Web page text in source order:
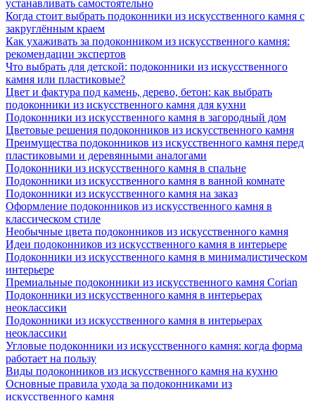
устанавливать самостоятельно
Когда стоит выбрать подоконники из искусственного камня с
закруглённым краем
Как ухаживать за подоконником из искусственного камня:
рекомендации экспертов
Что выбрать для детской: подоконники из искусственного
камня или пластиковые?
Цвет и фактура под камень, дерево, бетон: как выбрать
подоконники из искусственного камня для кухни
Подоконники из искусственного камня в загородный дом
Цветовые решения подоконников из искусственного камня
Преимущества подоконников из искусственного камня перед
пластиковыми и деревянными аналогами
Подоконники из искусственного камня в спальне
Подоконники из искусственного камня в ванной комнате
Подоконники из искусственного камня на заказ
Оформление подоконников из искусственного камня в
классическом стиле
Необычные цвета подоконников из искусственного камня
Идеи подоконников из искусственного камня в интерьере
Подоконники из искусственного камня в минималистическом
интерьере
Премиальные подоконники из искусственного камня Corian
Подоконники из искусственного камня в интерьерах
неоклассики
Подоконники из искусственного камня в интерьерах
неоклассики
Угловые подоконники из искусственного камня: когда форма
работает на пользу
Виды подоконников из искусственного камня на кухню
Основные правила ухода за подоконниками из
искусственного камня